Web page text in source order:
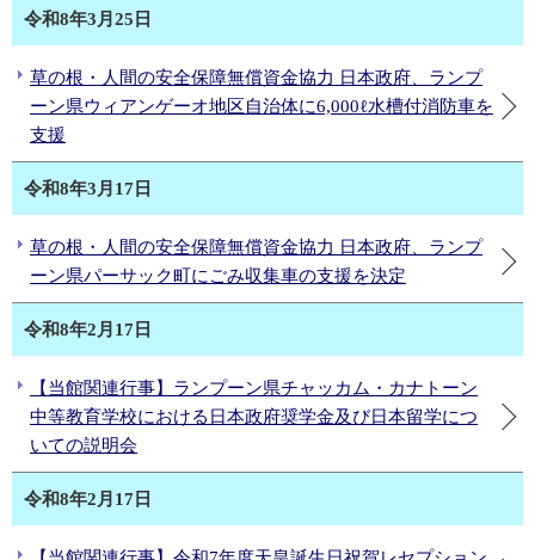
令和8年3月25日
草の根・人間の安全保障無償資金協力 日本政府、ランプ
ーン県ウィアンゲーオ地区自治体に6,000ℓ水槽付消防車を
支援
令和8年3月17日
草の根・人間の安全保障無償資金協力 日本政府、ランプ
ーン県パーサック町にごみ収集車の支援を決定
令和8年2月17日
【当館関連行事】ランプーン県チャッカム・カナトーン
中等教育学校における日本政府奨学金及び日本留学につ
いての説明会
令和8年2月17日